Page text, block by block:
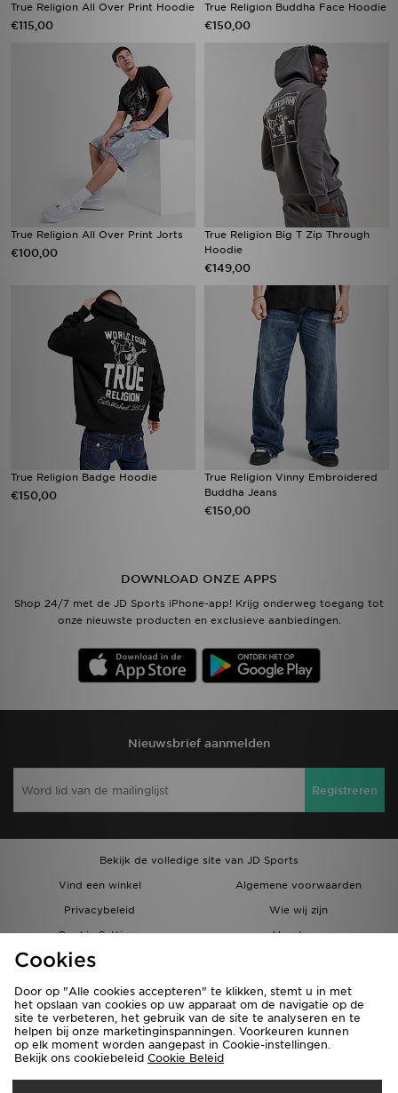
True Religion All Over Print Hoodie
€115,00
True Religion Buddha Face Hoodie
€150,00
True Religion All Over Print Jorts
€100,00
True Religion Big T Zip Through
Hoodie
€149,00
True Religion Badge Hoodie
€150,00
True Religion Vinny Embroidered
Buddha Jeans
€150,00
DOWNLOAD ONZE APPS
Shop 24/7 met de JD Sports iPhone-app! Krijg onderweg toegang tot
onze nieuwste producten en exclusieve aanbiedingen.
Nieuwsbrief aanmelden
Registreren
Bekijk de volledige site van JD Sports
Vind een winkel
Algemene voorwaarden
Privacybeleid
Wie wij zijn
Cookie Settings
Vacatures
Bestellingen en Levering
Verzenden Naar
Cookies
Door op "Alle cookies accepteren" te klikken, stemt u in met
het opslaan van cookies op uw apparaat om de navigatie op de
site te verbeteren, het gebruik van de site te analyseren en te
helpen bij onze marketinginspanningen. Voorkeuren kunnen
op elk moment worden aangepast in Cookie-instellingen.
Bekijk ons cookiebeleid Cookie Beleid